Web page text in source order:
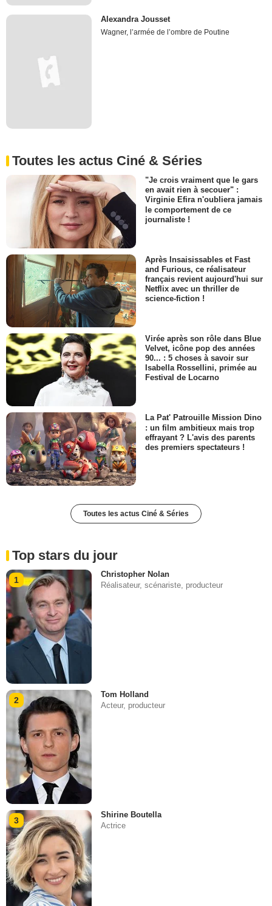
Alexandra Jousset
Wagner, l’armée de l’ombre de Poutine
Toutes les actus Ciné & Séries
"Je crois vraiment que le gars
en avait rien à secouer" :
Virginie Efira n'oubliera jamais
le comportement de ce
journaliste !
Après Insaisissables et Fast
and Furious, ce réalisateur
français revient aujourd'hui sur
Netflix avec un thriller de
science-fiction !
Virée après son rôle dans Blue
Velvet, icône pop des années
90... : 5 choses à savoir sur
Isabella Rossellini, primée au
Festival de Locarno
La Pat' Patrouille Mission Dino
: un film ambitieux mais trop
effrayant ? L'avis des parents
des premiers spectateurs !
Toutes les actus Ciné & Séries
Top stars du jour
1
Christopher Nolan
Réalisateur, scénariste, producteur
2
Tom Holland
Acteur, producteur
3
Shirine Boutella
Actrice